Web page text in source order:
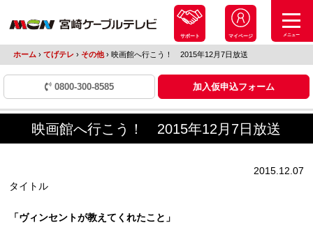
サポート マイページ メニュー
ホーム › てげテレ › その他 ›映画館へ行こう！ 2015年12月7日放送
0800-300-8585 加入仮申込フォーム
映画館へ行こう！ 2015年12月7日放送
2015.12.07
タイトル
「ヴィンセントが教えてくれたこと」